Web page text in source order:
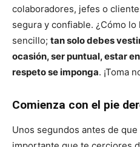
colaboradores, jefes o
segura y confiable. ¿Cómo
sencillo; tan solo debes
ocasión, ser puntual, estar
respeto se imponga. ¡Toma
Comienza con el pie
Unos segundos antes de